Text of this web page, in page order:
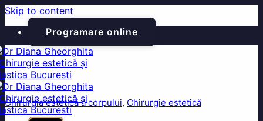
Skip to content
Programare online
Chirurgia estetică a corpului, Chirurgie estetică